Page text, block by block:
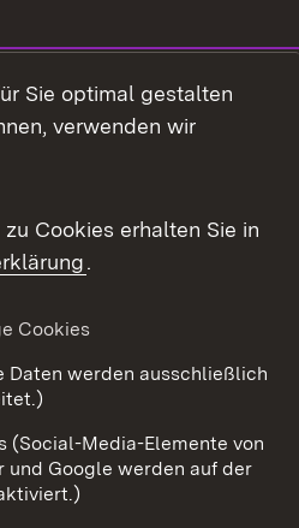
Barrierefreiheit
Cookies
Sie optimal gestalten
verwenden wir
Cookies erhalten Sie in
.
Cookies
Daten werden ausschließlich
(Social-Media-Elemente von
und Google werden auf der